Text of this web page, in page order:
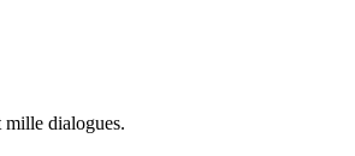
dialogues.